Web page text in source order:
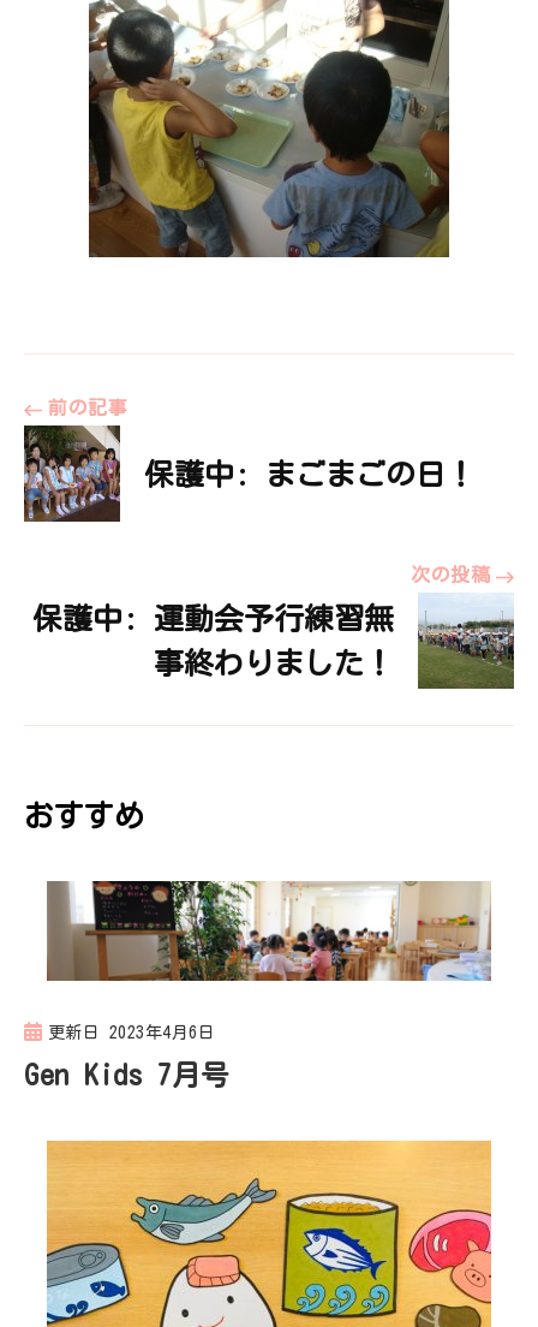
投
稿
ビ
ゲ
ー
シ
ョ
ン
前の記事
保護中: まごまごの日！
次の投稿
保護中: 運動会予行練習無
事終わりました！
おすすめ
更新日 2023年4月6日
Gen Kids 7月号